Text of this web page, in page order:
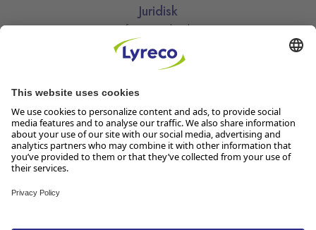
Juridisk
Informasjonskapsler
Kjøpsbetingelser
Personvernerklæring
Vilkår
Vilkår for kundeklubben
Åpenhetsloven
Endre dine personvernsinnstillinger